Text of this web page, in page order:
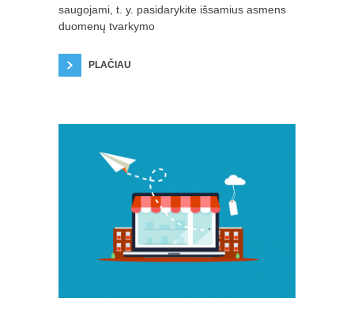
saugojami, t. y. pasidarykite išsamius asmens
duomenų tvarkymo
PLAČIAU